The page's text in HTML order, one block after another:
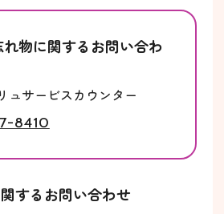
物に関するお問い合わ
ュサービスカウンター
8410
するお問い合わせ